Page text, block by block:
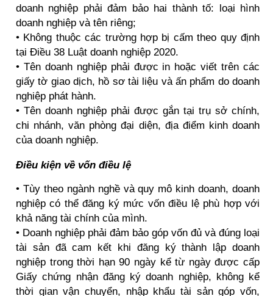
doanh nghiệp phải đảm bảo hai thành tố: loại hình
doanh nghiệp và tên riêng;
• Không thuộc các trường hợp bị cấm theo quy định
tại Điều 38 Luật doanh nghiệp 2020.
• Tên doanh nghiệp phải được in hoặc viết trên các
giấy tờ giao dịch, hồ sơ tài liệu và ấn phẩm do doanh
nghiệp phát hành.
• Tên doanh nghiệp phải được gắn tại trụ sở chính,
chi nhánh, văn phòng đại diện, địa điểm kinh doanh
của doanh nghiệp.
Điều kiện về vốn điều lệ
• Tùy theo ngành nghề và quy mô kinh doanh, doanh
nghiệp có thể đăng ký mức vốn điều lệ phù hợp với
khả năng tài chính của mình.
• Doanh nghiệp phải đảm bảo góp vốn đủ và đúng loại
tài sản đã cam kết khi đăng ký thành lập doanh
nghiệp trong thời hạn 90 ngày kể từ ngày được cấp
Giấy chứng nhận đăng ký doanh nghiệp, không kể
thời gian vận chuyển, nhập khẩu tài sản góp vốn,